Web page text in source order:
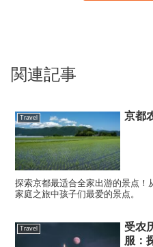
関連記事
Travel 京都
探索京都最适合全家出游的景点！
家庭之旅中孩子们最爱的景点。
Travel
受农
服：